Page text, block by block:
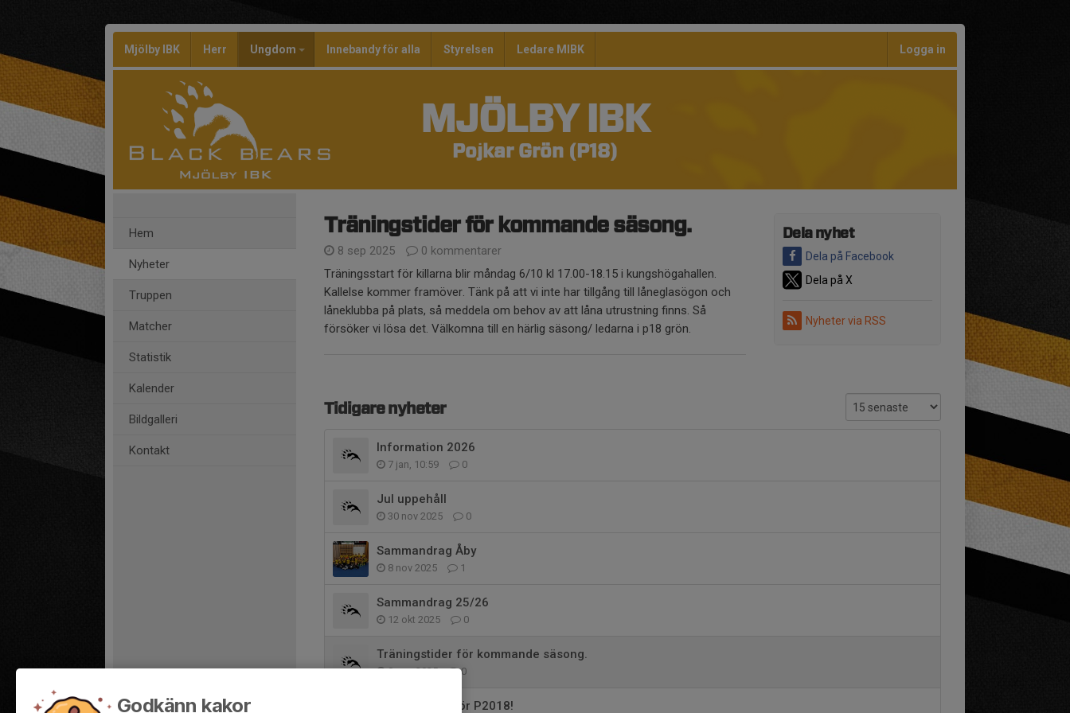
Mjölby IBK Herr Ungdom Innebandy för alla Styrelsen Ledare MIBK Logga in
MJÖLBY IBK
Pojkar Grön (P18)
Hem
Nyheter
Truppen
Matcher
Statistik
Kalender
Bildgalleri
Kontakt
Dela nyhet
Dela på Facebook
Dela på X
Nyheter via RSS
Träningstider för kommande säsong.
8 sep 2025
0 kommentarer
Träningsstart för killarna blir måndag 6/10 kl 17.00-18.15 i kungshögahallen.
Kallelse kommer framöver. Tänk på att vi inte har tillgång till låneglasögon och
låneklubba på plats, så meddela om behov av att låna utrustning finns. Så
försöker vi lösa det. Välkomna till en härlig säsong/ ledarna i p18 grön.
Tidigare nyheter
Information 2026
7 jan, 10:59 0
Jul uppehåll
30 nov 2025 0
Sammandrag Åby
8 nov 2025 1
Sammandrag 25/26
12 okt 2025 0
Träningstider för kommande säsong.
8 sep 2025 0
Vi startar lag för P2018!
Godkänn kakor